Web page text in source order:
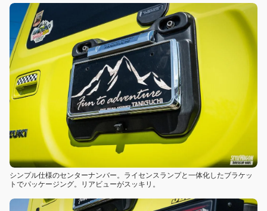
シンプル仕様のセンターナンバー。ライセンスランプと一体化したブラケッ
トでパッケージング。リアビューがスッキリ。